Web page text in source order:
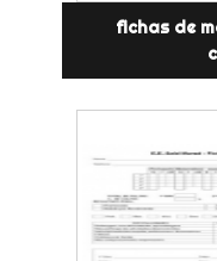
fichas de